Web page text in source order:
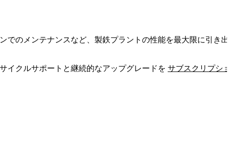
のメンテナンスなど、製鉄プラントの性能を最大限に引き
イクルサポートと継続的なアップグレードを サブスクリプシ